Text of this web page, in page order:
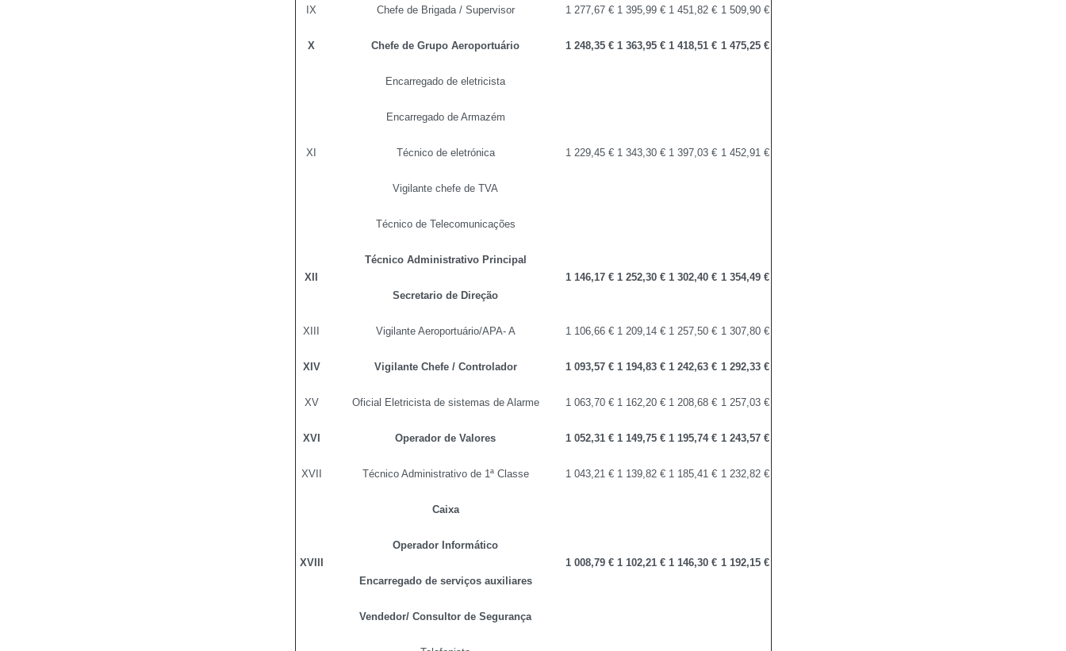
IX Chefe de Brigada / Supervisor 1 277,67 € 1 395,99 € 1 451,82 € 1 509,90 €
X Chefe de Grupo Aeroportuário 1 248,35 € 1 363,95 € 1 418,51 € 1 475,25 €
XI
Encarregado de eletricista
Encarregado de Armazém
Técnico de eletrónica
Vigilante chefe de TVA
Técnico de Telecomunicações
1 229,45 € 1 343,30 € 1 397,03 € 1 452,91 €
XII
Técnico Administrativo Principal
Secretario de Direção
1 146,17 € 1 252,30 € 1 302,40 € 1 354,49 €
XIII Vigilante Aeroportuário/APA- A 1 106,66 € 1 209,14 € 1 257,50 € 1 307,80 €
XIV Vigilante Chefe / Controlador 1 093,57 € 1 194,83 € 1 242,63 € 1 292,33 €
XV Oficial Eletricista de sistemas de Alarme 1 063,70 € 1 162,20 € 1 208,68 € 1 257,03 €
XVI Operador de Valores 1 052,31 € 1 149,75 € 1 195,74 € 1 243,57 €
XVII Técnico Administrativo de 1ª Classe 1 043,21 € 1 139,82 € 1 185,41 € 1 232,82 €
XVIII
Caixa
Operador Informático
Encarregado de serviços auxiliares
Vendedor/ Consultor de Segurança
1 008,79 € 1 102,21 € 1 146,30 € 1 192,15 €